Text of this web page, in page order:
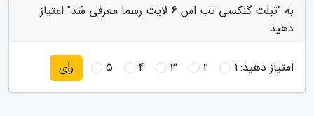
به "تبلت گلکسی تب اس 6 لایت رسما معرفی شد" امتیاز
دهید
امتیاز دهید:1
2
3
4
5 رای